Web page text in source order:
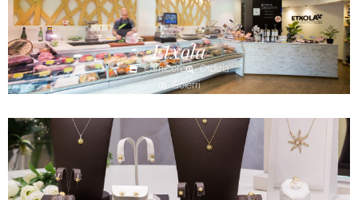
Etxola
Carnicería
Ordizia
Goierri